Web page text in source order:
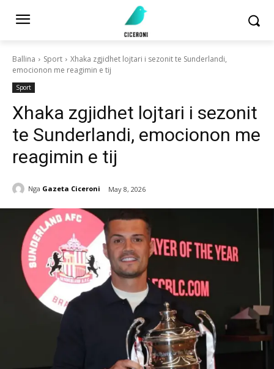
Ballina Sport
Xhaka zgjidhet lojtari i sezonit te Sunderlandi,
emocionon me reagimin e tij
Sport
Xhaka zgjidhet lojtari i sezonit
te Sunderlandi, emocionon me
reagimin e tij
Nga Gazeta Ciceroni May 8, 2026